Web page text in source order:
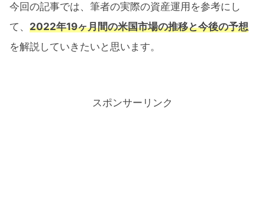
今回の記事では、筆者の実際の資産運用を参考にし
て、 2022年19ヶ月間の米国市場の推移と今後の予想
を解説していきたいと思います。
スポンサーリンク